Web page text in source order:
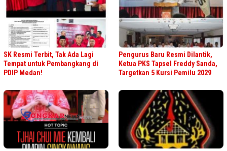
SK Resmi Terbit, Tak Ada Lagi
Tempat untuk Pembangkang di
PDIP Medan!
Pengurus Baru Resmi Dilantik,
Ketua PKS Tapsel Freddy Sanda,
Targetkan 5 Kursi Pemilu 2029